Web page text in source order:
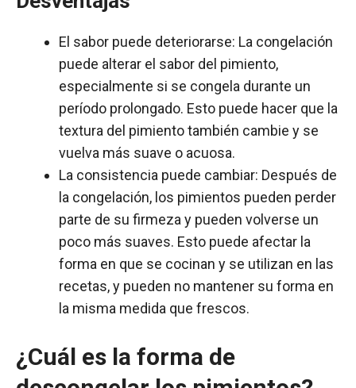
El sabor puede deteriorarse: La congelación
puede alterar el sabor del pimiento,
especialmente si se congela durante un
período prolongado. Esto puede hacer que la
textura del pimiento también cambie y se
vuelva más suave o acuosa.
La consistencia puede cambiar: Después de
la congelación, los pimientos pueden perder
parte de su firmeza y pueden volverse un
poco más suaves. Esto puede afectar la
forma en que se cocinan y se utilizan en las
recetas, y pueden no mantener su forma en
la misma medida que frescos.
¿Cuál es la forma de